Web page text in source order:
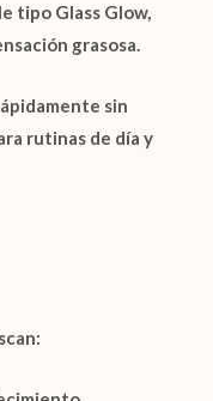
tipo Glass Glow,
grasosa.
sin
rutinas de día y